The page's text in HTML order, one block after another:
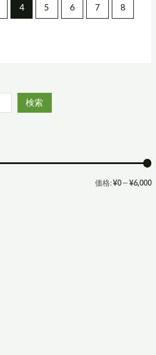
検索
価格:¥0—¥6,000
4 5 6 7 8